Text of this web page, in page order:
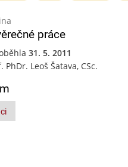
práce
31. 5. 2011
Leoš Šatava, CSc.